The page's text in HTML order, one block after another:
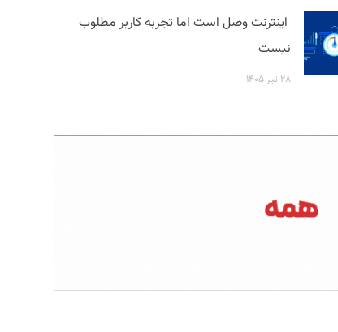
اینترنت وصل است اما تجربه کاربر مطلوب
نیست
۲۸ تیر ۱۴۰۵